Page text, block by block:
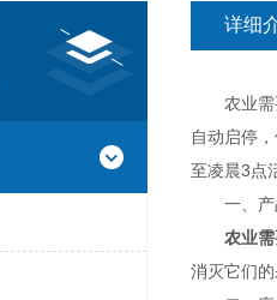
详细
农业需要
自动启停
至凌晨3点
一、产
农业
消灭它们